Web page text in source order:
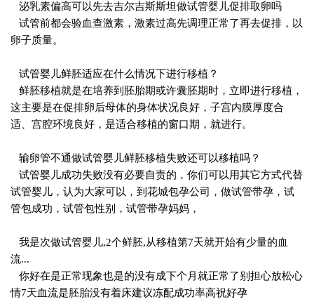
泌乳素偏高可以先去吉尔吉斯斯坦做试管婴儿促排取卵吗
试管前都会验血查激素，激素过高先调理正常了再去促排，以
卵子质量。
试管婴儿鲜胚适应在什么情况下进行移植？
鲜胚移植就是在培养到胚胎期或许囊胚期时，立即进行移植，
这主要是在促排卵后母体的身体状况良好，子宫内膜厚度合
适、宫腔环境良好，是适合移植的窗口期，就进行。
输卵管不通做试管婴儿鲜胚移植失败还可以移植吗？
试管婴儿成功失败没有必要自责的，你们可以用其它方式代替
试管婴儿，认为大家可以，到花城包孕公司，做试管带孕，试
管包成功，试管包性别，试管带孕妈妈，
我是次做试管婴儿,2个鲜胚,从移植第7天就开始有少量的血
流...
你好在是正常现象也是的没有成下个月就正常了别担心放松心
情7天血流是胚胎没有着床建议冻配成功率高祝好孕